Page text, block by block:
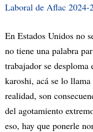
Laboral de Aflac 2024-
En Estados Unidos no
no tiene una palabra
trabajador se
karoshi, acá se lo llama
realidad, son
del agotamiento
eso, hay que ponerle